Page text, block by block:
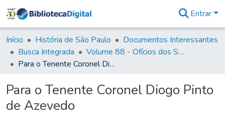
&
Coleções
Tudo na
Biblioteca
Estatísticas
Entrar
Início História de São Paulo
Documentos Interessantes
Busca Integrada
Volume 88 - Ofícios dos Senhores Governadores Interinos da Capitania de São Paulo (1817- 1819)
Para o Tenente Coronel Diogo Pinto de Azevedo
Para o Tenente Coronel Diogo Pinto
de Azevedo